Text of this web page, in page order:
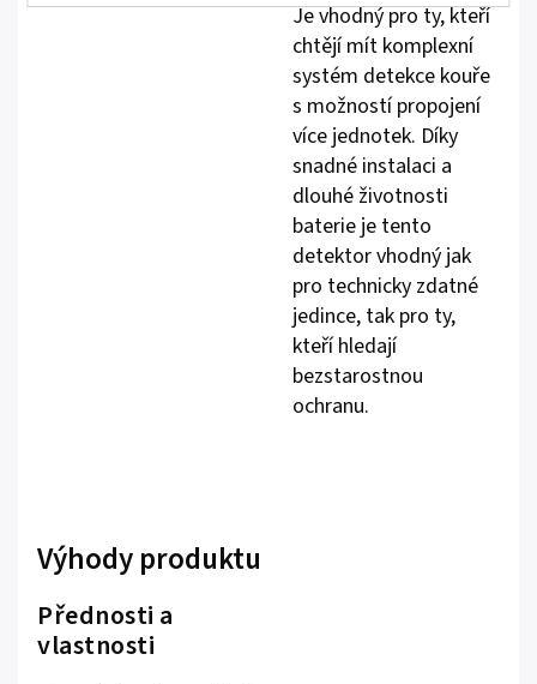
Je vhodný pro ty, kteří
chtějí mít komplexní
systém detekce kouře
s možností propojení
více jednotek. Díky
snadné instalaci a
dlouhé životnosti
baterie je tento
detektor vhodný jak
pro technicky zdatné
jedince, tak pro ty,
kteří hledají
bezstarostnou
ochranu.
Výhody produktu
Přednosti a
vlastnosti